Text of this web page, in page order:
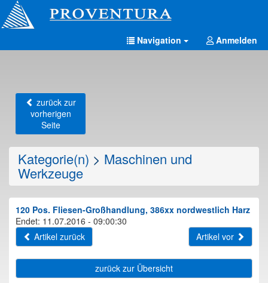
Navigation Anmelden
zurück zur
vorherigen
Seite
Kategorie(n) > Maschinen und
Werkzeuge
120 Pos. Fliesen-Großhandlung, 386xx nordwestlich Harz
Endet: 11.07.2016 - 09:00:30
Artikel zurück
Artikel vor
zurück zur Übersicht